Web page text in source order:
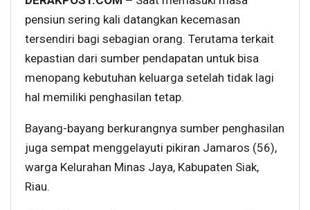
pensiun sering kali datangkan kecemasan
tersendiri bagi sebagian orang. Terutama terkait
kepastian dari sumber pendapatan untuk bisa
menopang kebutuhan keluarga setelah tidak lagi
hal memiliki penghasilan tetap.
Bayang-bayang berkurangnya sumber penghasilan
juga sempat menggelayuti pikiran Jamaros (56),
warga Kelurahan Minas Jaya, Kabupaten Siak,
Riau.